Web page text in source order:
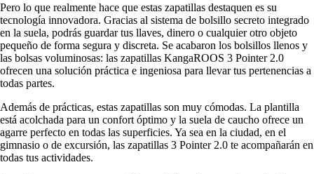
Pero lo que realmente hace que estas zapatillas destaquen es su
tecnología innovadora. Gracias al sistema de bolsillo secreto integrado
en la suela, podrás guardar tus llaves, dinero o cualquier otro objeto
pequeño de forma segura y discreta. Se acabaron los bolsillos llenos y
las bolsas voluminosas: las zapatillas KangaROOS 3 Pointer 2.0
ofrecen una solución práctica e ingeniosa para llevar tus pertenencias a
todas partes.
Además de prácticas, estas zapatillas son muy cómodas. La plantilla
está acolchada para un confort óptimo y la suela de caucho ofrece un
agarre perfecto en todas las superficies. Ya sea en la ciudad, en el
gimnasio o de excursión, las zapatillas 3 Pointer 2.0 te acompañarán en
todas tus actividades.